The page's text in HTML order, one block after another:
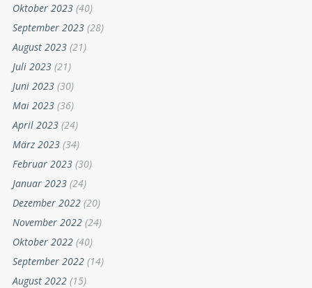
Oktober 2023 (40)
September 2023 (28)
August 2023 (21)
Juli 2023 (21)
Juni 2023 (30)
Mai 2023 (36)
April 2023 (24)
März 2023 (34)
Februar 2023 (30)
Januar 2023 (24)
Dezember 2022 (20)
November 2022 (24)
Oktober 2022 (40)
September 2022 (14)
August 2022 (15)